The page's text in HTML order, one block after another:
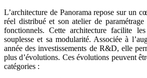
L’architecture de Panorama repose sur un
réel distribué et son atelier de
fonctionnels. Cette architecture facilite
souplesse et sa modularité. Associée à
année des investissements de R&D, elle
plus d’évolutions. Ces évolutions peuvent
catégories :